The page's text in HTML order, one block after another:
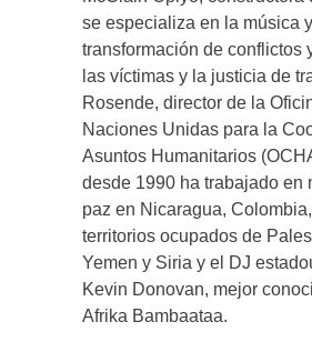
se especializa en la música
transformación de conflictos
las víctimas y la justicia de
Rosende, director de la
Naciones Unidas para la
Asuntos Humanitarios
desde 1990 ha trabajado en
paz en Nicaragua,
territorios ocupados de
Yemen y Siria y el DJ
Kevin Donovan, mejor
Afrika Bambaataa.